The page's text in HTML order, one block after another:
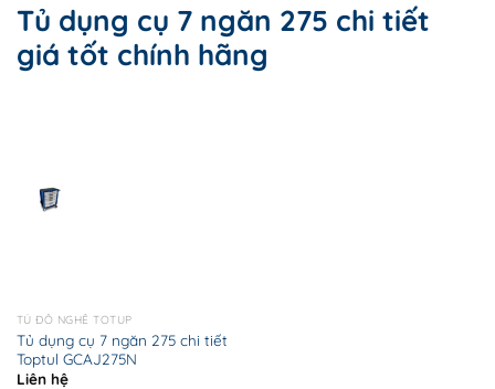
Tủ dụng cụ 7 ngăn 275 chi tiết
giá tốt chính hãng
TỦ ĐỒ NGHỀ TOTUP
Tủ dụng cụ 7 ngăn 275 chi tiết
Toptul GCAJ275N
Liên hệ